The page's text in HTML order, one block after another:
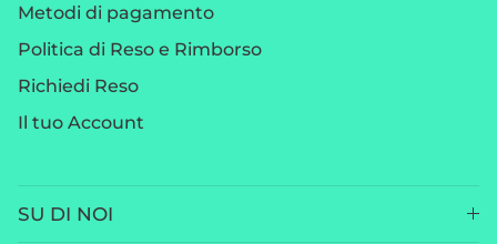
Metodi di pagamento
Politica di Reso e Rimborso
Richiedi Reso
Il tuo Account
SU DI NOI